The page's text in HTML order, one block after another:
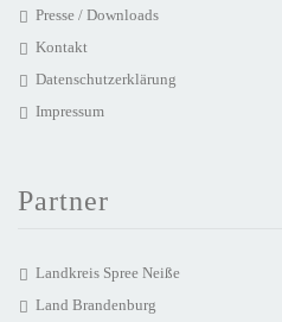
Presse / Downloads
Kontakt
Datenschutzerklärung
Impressum
Partner
Landkreis Spree Neiße
Land Brandenburg